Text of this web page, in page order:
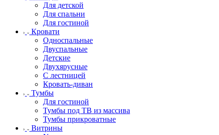
Для детской
Для спальни
Для гостиной
Кровати
Односпальные
Двуспальные
Детские
Двухярусные
С лестницей
Кровать-диван
Тумбы
Для гостиной
Тумбы под ТВ из массива
Тумбы прикроватные
Витрины